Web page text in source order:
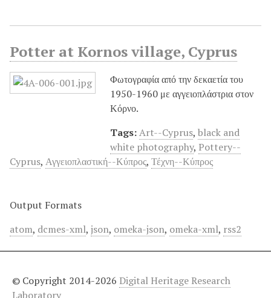
Potter at Kornos village, Cyprus
Φωτογραφία από την δεκαετία του
1950-1960 με αγγειοπλάστρια στον
Κόρνο.
Tags:Art--Cyprus, black and
white photography, Pottery--
Cyprus, Αγγειοπλαστική--Κύπρος, Τέχνη--Κύπρος
Output Formats
atom, dcmes-xml, json, omeka-json, omeka-xml, rss2
© Copyright 2014-2026 Digital Heritage Research
Laboratory